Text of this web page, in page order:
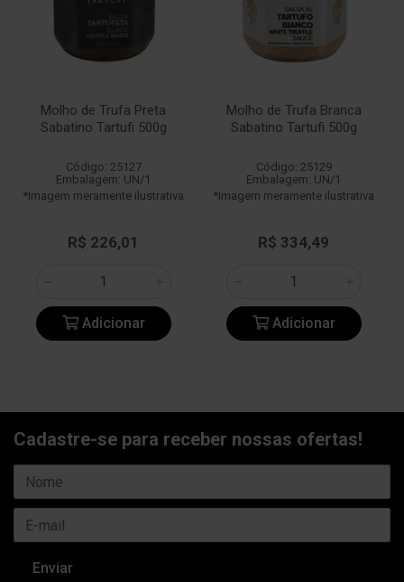
Molho de Trufa Preta
Sabatino Tartufi 500g
Código: 25127
Embalagem: UN/1
*Imagem meramente ilustrativa
R$ 226,01
Adicionar
Molho de Trufa Branca
Sabatino Tartufi 500g
Código: 25129
Embalagem: UN/1
*Imagem meramente ilustrativa
R$ 334,49
Adicionar
Cadastre-se para receber nossas ofertas!